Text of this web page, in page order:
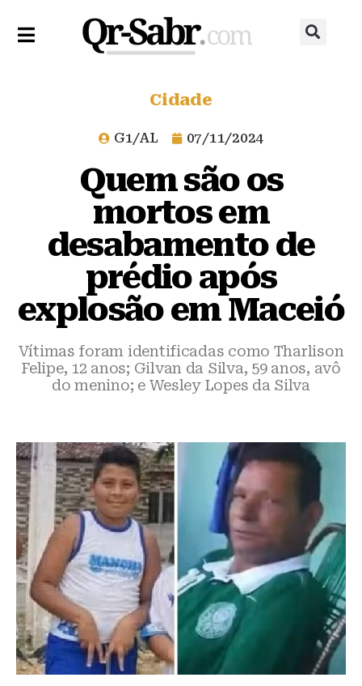
Cidade
G1/AL 07/11/2024
Quem são os
mortos em
desabamento de
prédio após
explosão em Maceió
Vítimas foram identificadas como Tharlison
Felipe, 12 anos; Gilvan da Silva, 59 anos, avô
do menino; e Wesley Lopes da Silva